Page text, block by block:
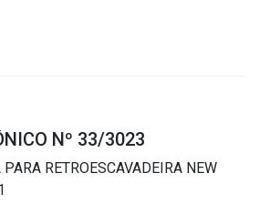
Nº 33/3023
RETROESCAVADEIRA NEW